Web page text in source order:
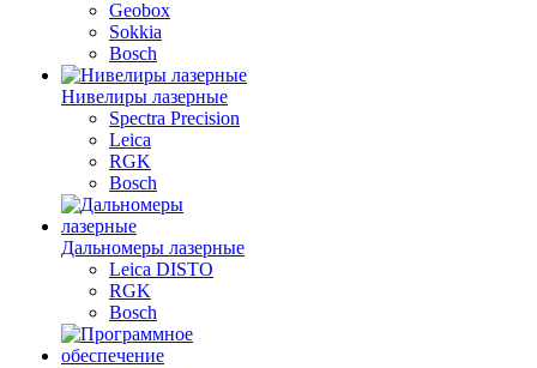
Geobox
Sokkia
Bosch
Нивелиры лазерные
Spectra Precision
Leica
RGK
Bosch
Дальномеры лазерные
Leica DISTO
RGK
Bosch